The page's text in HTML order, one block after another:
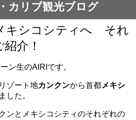
カリブ観光ブログ
キシコシティへ それ
介！
ン生のAIRIです。
ゾート地カンクンから首都メキシ
した。
ンとメキシコシティのそれぞれの